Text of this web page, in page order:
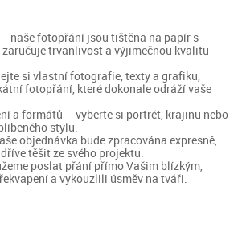
naše fotopřání jsou tištěna na papír s
zaručuje trvanlivost a výjimečnou kvalitu
si vlastní fotografie, texty a grafiku,
fotopřání, které dokonale odráží vaše
a formátů – vyberte si portrét, krajinu nebo
stylu.
objednávka bude zpracována expresně,
těšit ze svého projektu.
poslat přání přímo Vašim blízkým,
a vykouzlili úsměv na tváři.